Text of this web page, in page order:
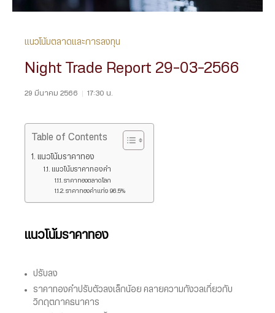
แนวโน้มตลาดและการลงทุน
Night Trade Report 29-03-2566
29 มีนาคม 2566 | 17:30 น.
Table of Contents
แนวโน้มราคาทอง
แนวโน้มราคาทองคำ
ราคาทองตลาดโลก
ราคาทองคำแท่ง 96.5%
แนวโน้มราคาทอง
ปรับลง
ราคาทองคำปรับตัวลงเล็กน้อย คลายความกังวลเกี่ยวกับ
วิกฤตภาคธนาคาร